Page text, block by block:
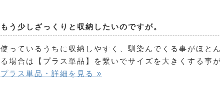
もう少しざっくりと収納したいのですが。
使っているうちに収納しやすく、馴染んでくる事がほと
る場合は【プラス単品】を繋いでサイズを大きくする事
プラス単品・詳細を見る »